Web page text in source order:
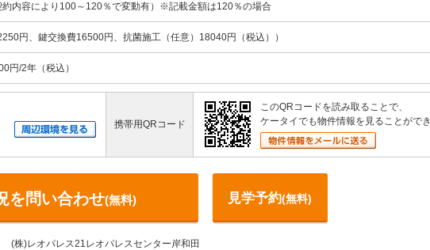
内容により100～120％で変動有）※記載金額は120％の場合
円、鍵交換費16500円、抗菌施工（任意）18040円（税込））
円/2年（税込）
携帯用QRコード
このQRコードを読み取ることで、
ケータイでも物件情報を見ることができ
を問い合わせ(無料) 見学予約(無料)
(株)レオパレス21レオパレスセンター岸和田